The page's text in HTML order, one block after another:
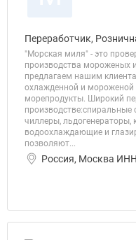
Переработчик,
"Морская миля" - это
производства мороженых
предлагаем нашим
охлажденной и
морепродукты. Широкий
чиллеры, льдогенераторы,
водоохлаждающие и
позволяют...
Россия, Москва